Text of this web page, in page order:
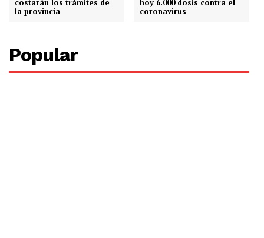
costarán los trámites de
la provincia
hoy 6.000 dosis contra el
coronavirus
Popular